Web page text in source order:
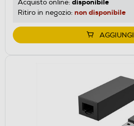
Acquisto online: disponibile
Ritiro in negozio: non disponibile
AGGIUNGI